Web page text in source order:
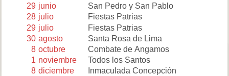
29 junio
San Pedro y San Pablo
28 julio
Fiestas Patrias
29 julio
Fiestas Patrias
30 agosto
Santa Rosa de Lima
8 octubre
Combate de Angamos
1 noviembre
Todos los Santos
8 diciembre
Inmaculada Concepción